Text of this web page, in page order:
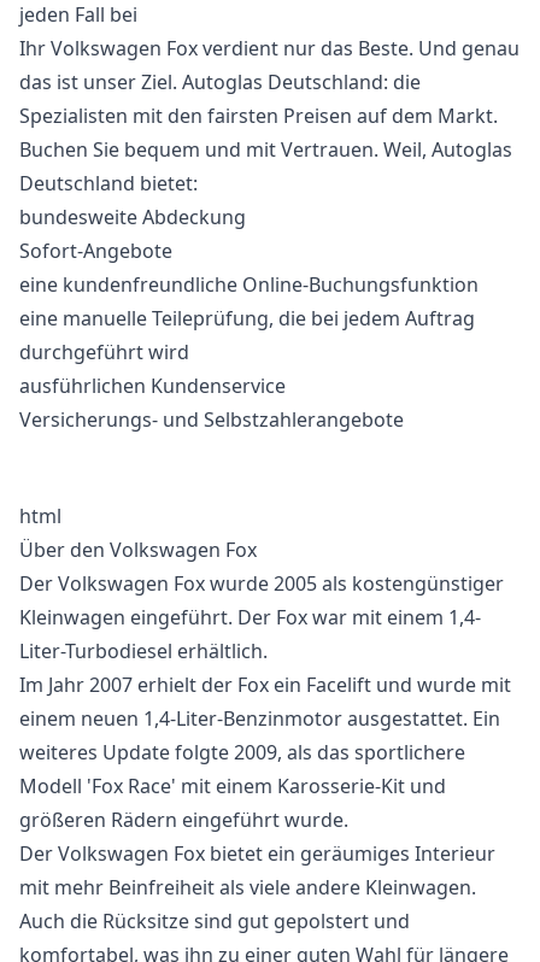
jeden Fall bei
Ihr Volkswagen Fox verdient nur das Beste. Und genau
das ist unser Ziel. Autoglas Deutschland: die
Spezialisten mit den fairsten Preisen auf dem Markt.
Buchen Sie bequem und mit Vertrauen. Weil, Autoglas
Deutschland bietet:
bundesweite Abdeckung
Sofort-Angebote
eine kundenfreundliche Online-Buchungsfunktion
eine manuelle Teileprüfung, die bei jedem Auftrag
durchgeführt wird
ausführlichen Kundenservice
Versicherungs- und Selbstzahlerangebote
html
Über den Volkswagen Fox
Der Volkswagen Fox wurde 2005 als kostengünstiger
Kleinwagen eingeführt. Der Fox war mit einem 1,4-
Liter-Turbodiesel erhältlich.
Im Jahr 2007 erhielt der Fox ein Facelift und wurde mit
einem neuen 1,4-Liter-Benzinmotor ausgestattet. Ein
weiteres Update folgte 2009, als das sportlichere
Modell 'Fox Race' mit einem Karosserie-Kit und
größeren Rädern eingeführt wurde.
Der Volkswagen Fox bietet ein geräumiges Interieur
mit mehr Beinfreiheit als viele andere Kleinwagen.
Auch die Rücksitze sind gut gepolstert und
komfortabel, was ihn zu einer guten Wahl für längere